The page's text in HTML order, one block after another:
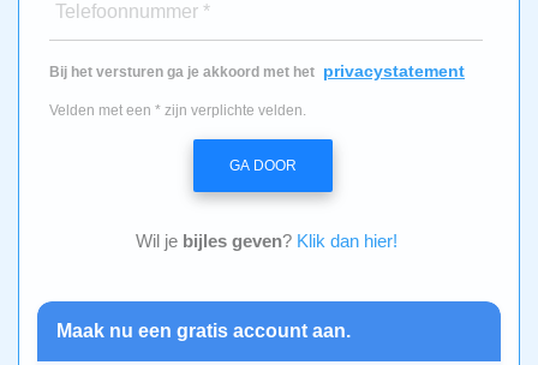
Telefoonnummer *
Bij het versturen ga je akkoord met het privacystatement
Velden met een * zijn verplichte velden.
GA DOOR
Wil je bijles geven? Klik dan hier!
Maak nu een gratis account aan.